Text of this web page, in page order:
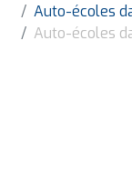
Auto-écoles
Auto-écoles